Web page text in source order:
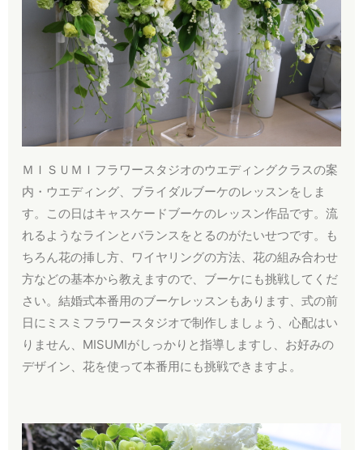
ＭＩＳＵＭＩフラワースタジオのウエディングクラスの案
内・ウエディング、ブライダルブーケのレッスンをしま
す。この日はキャスケードブーケのレッスン作品です。流
れるようなラインとバランスをとるのがたいせつです。も
ちろん花の挿し方、ワイヤリングの方法、花の組み合わせ
方などの基本から教えますので、ブーケにも挑戦してくだ
さい。結婚式本番用のブーケレッスンもあります、式の前
日にミスミフラワースタジオで制作しましょう、心配はい
りません、MISUMIがしっかりと指導しますし、お好みの
デザイン、花を使って本番用にも挑戦できますよ。